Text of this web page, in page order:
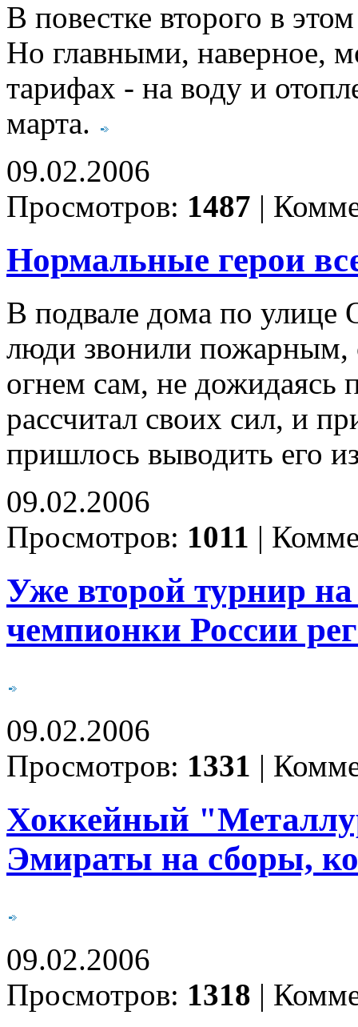
В повестке второго в
Но главными, наверное,
тарифах - на воду и
марта.
09.02.2006
Просмотров: 1487 |
Нормальные герои
В подвале дома по улице
люди звонили пожарным,
огнем сам, не дожидаясь
рассчитал своих сил, и
пришлось выводить его
09.02.2006
Просмотров: 1011 |
Уже второй турнир
чемпионки России
09.02.2006
Просмотров: 1331 |
Хоккейный
Эмираты на сборы,
09.02.2006
Просмотров: 1318 |